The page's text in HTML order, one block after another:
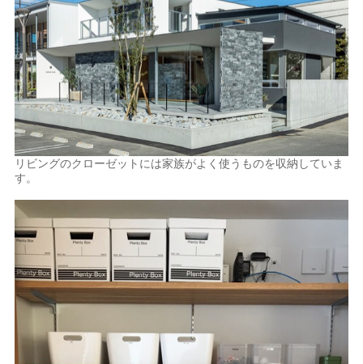
リビングのクローゼットには家族がよく使うものを収納していま
す。